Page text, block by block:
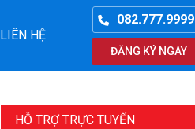
LIÊN HỆ
082.777.9999
ĐĂNG KÝ NGAY
HỖ TRỢ TRỰC TUYẾN